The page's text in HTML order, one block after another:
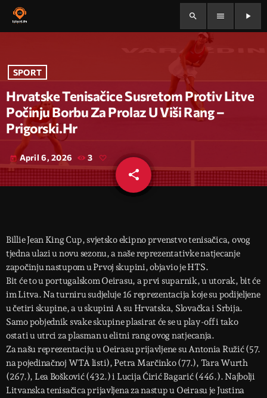
search menu play_arrow
SPORT
Hrvatske Tenisačice Susretom Protiv Litve
Počinju Borbu Za Prolaz U Viši Rang –
Prigorski.hr
today April 6, 2026 3
share
email
Billie Jean King Cup, svjetsko ekipno prvenstvo tenisačica, ovog
tjedna ulazi u novu sezonu, a naše reprezentativke natjecanje
započinju nastupom u Prvoj skupini, objavio je HTS.
Bit će to u portugalskom Oeirasu, a prvi suparnik, u utorak, bit će
im Litva. Na turniru sudjeluje 16 reprezentacija koje su podijeljene
u četiri skupine, a u skupini A su Hrvatska, Slovačka i Srbija.
Samo pobjednik svake skupine plasirat će se u play-off i tako
ostati u utrci za plasman u elitni rang ovog natjecanja.
Za našu reprezentaciju u Oeirasu prijavljene su Antonia Ružić (57.
na pojedinačnoj WTA listi), Petra Marčinko (77.), Tara Wurth
(267.), Lea Bošković (432.) i Lucija Ćirić Bagarić (446.). Najbolji
Litvanska tenisačica prijavljena za nastup u Oeirasu je Justina